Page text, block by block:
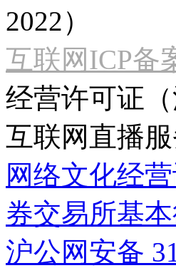
2022）
互联网ICP备
经营许可证
互联网直播
网络文化经
券交易所基
沪公网安备